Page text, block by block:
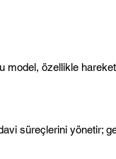
özellikle hareket
süreçlerini yönetir;